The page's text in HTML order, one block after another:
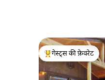
गेस्ट्स का टॉप फ़ेवरेट
गेस्ट्स की फ़ेवरेट